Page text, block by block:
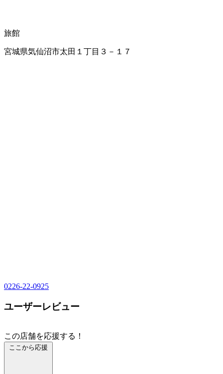
旅館
宮城県気仙沼市太田１丁目３－１７
0226-22-0925
ユーザーレビュー
この店舗を応援する！
ここから応援